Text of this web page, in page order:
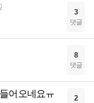
3
댓글
8
댓글
어오네요ㅠ 2